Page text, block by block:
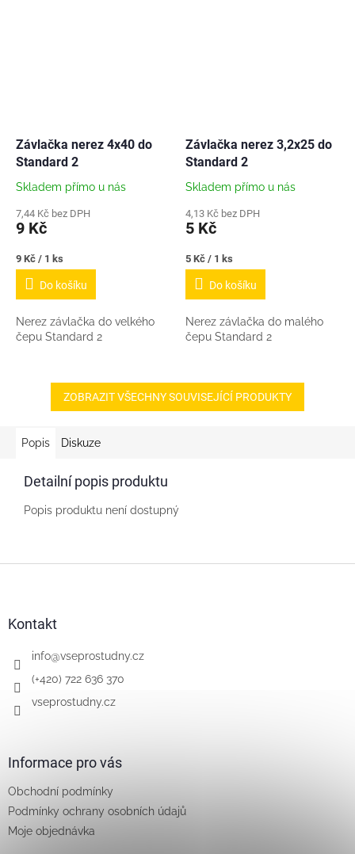
Závlačka nerez 4x40 do
Standard 2
Skladem přímo u nás
7,44 Kč bez DPH
9 Kč
Měrná
cena:
9 Kč / 1 ks
Do košíku
Nerez závlačka do velkého
čepu Standard 2
Závlačka nerez 3,2x25 do
Standard 2
Skladem přímo u nás
4,13 Kč bez DPH
5 Kč
Měrná
cena:
5 Kč / 1 ks
Do košíku
Nerez závlačka do malého
čepu Standard 2
ZOBRAZIT VŠECHNY SOUVISEJÍCÍ PRODUKTY
Popis Diskuze
Detailní popis produktu
Popis produktu není dostupný
Kontakt
info@vseprostudny.cz
(+420) 722 636 370
vseprostudny.cz
Informace pro vás
Obchodní podmínky
Podmínky ochrany osobních údajů
Moje objednávka